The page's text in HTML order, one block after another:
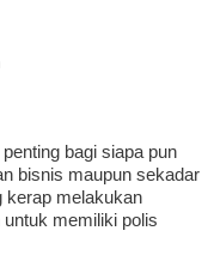
bagi siapa pun
bisnis maupun sekadar
kerap melakukan
memiliki polis